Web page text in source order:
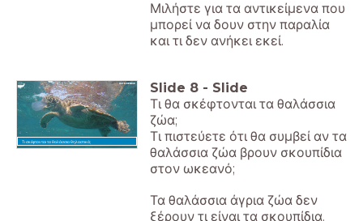
Μιλήστε για τα αντικείμενα που
μπορεί να δουν στην παραλία
και τι δεν ανήκει εκεί.
Τι σκέφτονται τα θαλάσσια θηλαστικά;
Slide 8 - Slide
Τι θα σκέφτονται τα θαλάσσια
ζώα;
Τι πιστεύετε ότι θα συμβεί αν τα
θαλάσσια ζώα βρουν σκουπίδια
στον ωκεανό;
Τα θαλάσσια άγρια ζώα δεν
ξέρουν τι είναι τα σκουπίδια.